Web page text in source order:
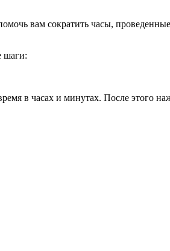
вам сократить часы,
шаги:
в часах и минутах. После этого